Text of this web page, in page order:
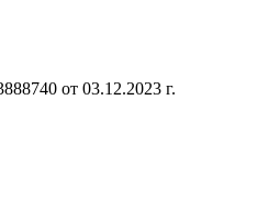
от 03.12.2023 г.